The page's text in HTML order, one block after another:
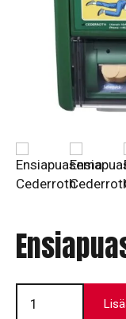
Ensiapuasema
Cederroth
määrä